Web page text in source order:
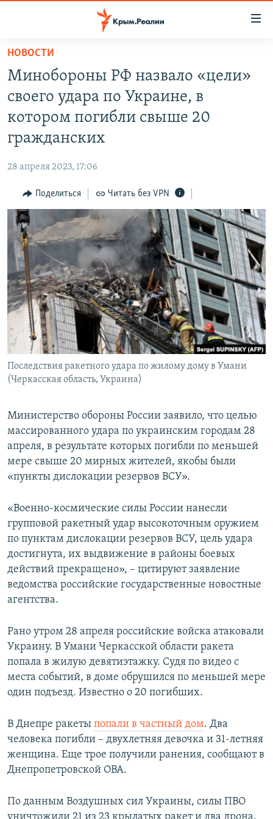
Вернуться
основному
содержанию
главной
Вернутся
поиску
НОВОСТИ
СПЕЦПРОЕКТЫ
ИНТЕРАКТИВ
ИНФОГРАФИКА
ТЕЛЕПРОЕКТ КРЫМ.РЕАЛИИ
СОВЕТЫ ПРАВОЗАЩИТНИКОВ
ПРОПАВШИЕ БЕЗ ВЕСТИ
ПОБЕДИТЕЛЕЙ НЕ СУДЯТ?
КРЫМ.НЕПОКОРЕННЫЙ
ELIFBE
УКРАИНСКАЯ ПРОБЛЕМА КРЫМА
РАДІО СВОБОДА
КАК ОБОЙТИ БЛОКИРОВКУ
Українською
Qırımtatar
ПРИСОЕДИНЯЙТЕСЬ!
Все сайты RFE/RL
НОВОСТИ
Минобороны РФ назвало «цели»
своего удара по Украине, в
котором погибли свыше 20
гражданских
28 апреля 2023, 17:06
Поделиться Читать без VPN
Последствия ракетного удара по жилому дому в Умани
(Черкасская область, Украина)
Министерство обороны России заявило, что целью
массированного удара по украинским городам 28
апреля, в результате которых погибли по меньшей
мере свыше 20 мирных жителей, якобы были
«пункты дислокации резервов ВСУ».
«Военно-космические силы России нанесли
групповой ракетный удар высокоточным оружием
по пунктам дислокации резервов ВСУ, цель удара
достигнута, их выдвижение в районы боевых
действий прекращено», – цитируют заявление
ведомства российские государственные новостные
агентства.
Рано утром 28 апреля российские войска атаковали
Украину. В Умани Черкасской области ракета
попала в жилую девятиэтажку. Судя по видео с
места событий, в доме обрушился по меньшей мере
один подъезд. Известно о 20 погибших.
В Днепре ракеты попали в частный дом. Два
человека погибли – двухлетняя девочка и 31-летняя
женщина. Еще трое получили ранения, сообщают в
Днепропетровской ОВА.
По данным Воздушных сил Украины, силы ПВО